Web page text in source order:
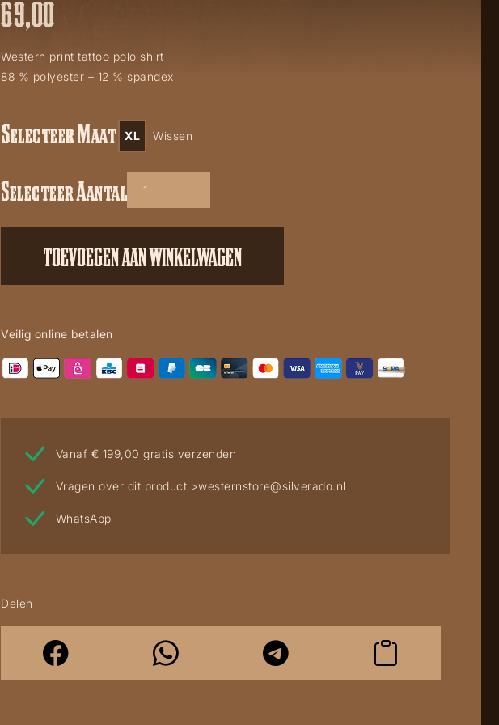
69,00
Western print tattoo polo shirt
88 % polyester – 12 % spandex
Selecteer Maat XL Wissen
Western
Selecteer Aantal
TOEVOEGEN AAN WINKELWAGEN
Veilig online betalen
Vanaf € 199,00 gratis verzenden
Vragen over dit product >westernstore@silverado.nl
WhatsApp
Delen